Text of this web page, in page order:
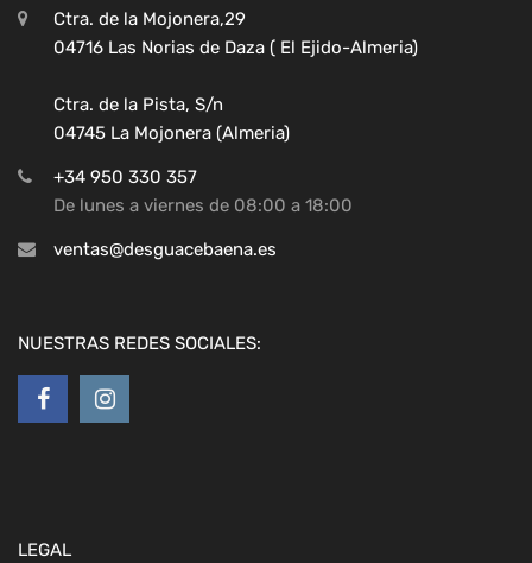
Ctra. de la Mojonera,29
04716 Las Norias de Daza ( El Ejido-Almeria)
Ctra. de la Pista, S/n
04745 La Mojonera (Almeria)
+34 950 330 357
De lunes a viernes de 08:00 a 18:00
ventas@desguacebaena.es
NUESTRAS REDES SOCIALES:
LEGAL